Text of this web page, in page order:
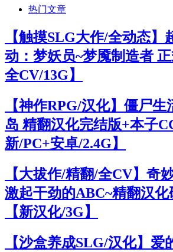
热门文章
【触摸SLG大作/全动态】
动：梦妖员~梦魇制造者
全CV/13G】
【神作RPG/汉化】僵尸
岛 精翻汉化完结版+本子
新/PC+安卓/2.4G】
【大拔作/精翻/全CV】奇
激起干劲的ABC~精翻汉
【新汉化/3G】
【沙盒养成SLG/汉化】爱